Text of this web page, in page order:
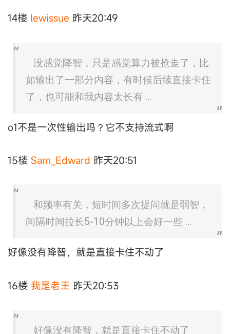
14楼 lewissue 昨天20:49
没感觉降智，只是感觉算力被抢走了，比
如输出了一部分内容，有时候后续直接卡住
了，也可能和我内容太长有 ...
o1不是一次性输出吗？它不支持流式啊
15楼 Sam_Edward 昨天20:51
和频率有关，短时间多次提问就是弱智，
间隔时间拉长5-10分钟以上会好一些 ...
好像没有降智，就是直接卡住不动了
16楼 我是老王 昨天20:53
好像没有降智，就是直接卡住不动了